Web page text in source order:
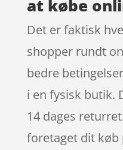
at købe
Det er faktisk
shopper rundt
bedre
i en fysisk butik.
14 dages
foretaget dit køb